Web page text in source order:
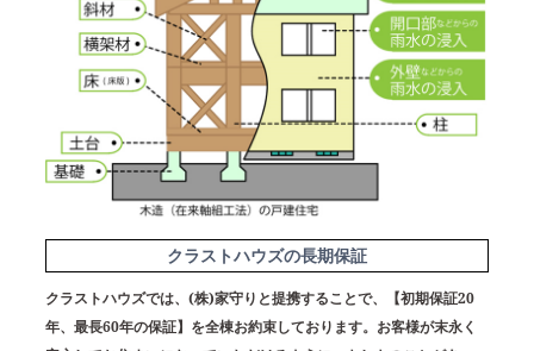
クラストハウズの長期保証
クラストハウズでは、(株)家守りと提携することで、
【初期保証20
年、最長60年の保証】 を全棟お約束しております。お客様が末永く